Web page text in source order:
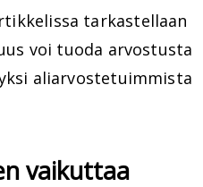
tarkastellaan
voi tuoda arvostusta
aliarvostetuimmista
vaikuttaa